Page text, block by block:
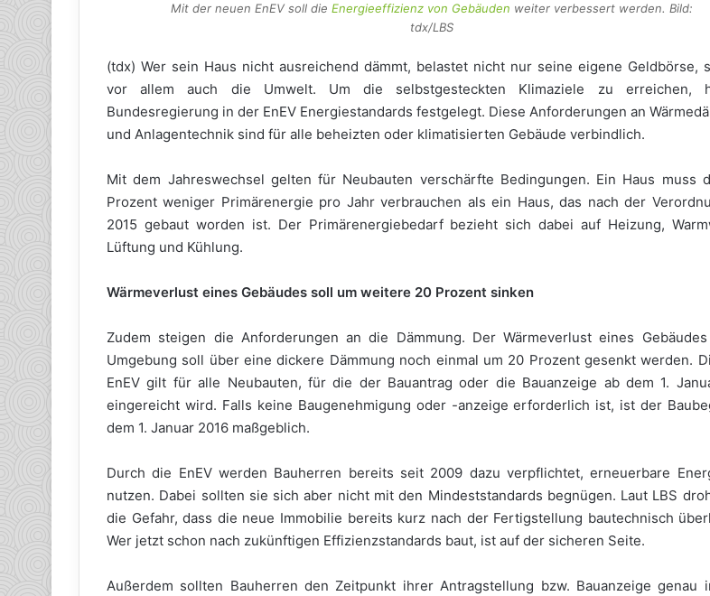
Mit der neuen EnEV soll die Energieeffizienz von Gebäuden weiter verbessert werden. Bild:
tdx/LBS
(tdx) Wer sein Haus nicht ausreichend dämmt, belastet nicht nur seine eigene Geldbörse,
vor allem auch die Umwelt. Um die selbstgesteckten Klimaziele zu erreichen,
Bundesregierung in der EnEV Energiestandards festgelegt. Diese Anforderungen an
und Anlagentechnik sind für alle beheizten oder klimatisierten Gebäude verbindlich.
Mit dem Jahreswechsel gelten für Neubauten verschärfte Bedingungen. Ein Haus muss
Prozent weniger Primärenergie pro Jahr verbrauchen als ein Haus, das nach der
2015 gebaut worden ist. Der Primärenergiebedarf bezieht sich dabei auf Heizung,
Lüftung und Kühlung.
Wärmeverlust eines Gebäudes soll um weitere 20 Prozent sinken
Zudem steigen die Anforderungen an die Dämmung. Der Wärmeverlust eines
Umgebung soll über eine dickere Dämmung noch einmal um 20 Prozent gesenkt werden.
EnEV gilt für alle Neubauten, für die der Bauantrag oder die Bauanzeige ab dem 1.
eingereicht wird. Falls keine Baugenehmigung oder -anzeige erforderlich ist, ist der
dem 1. Januar 2016 maßgeblich.
Durch die EnEV werden Bauherren bereits seit 2009 dazu verpflichtet, erneuerbare
nutzen. Dabei sollten sie sich aber nicht mit den Mindeststandards begnügen. Laut LBS
die Gefahr, dass die neue Immobilie bereits kurz nach der Fertigstellung bautechnisch
Wer jetzt schon nach zukünftigen Effizienzstandards baut, ist auf der sicheren Seite.
Außerdem sollten Bauherren den Zeitpunkt ihrer Antragstellung bzw. Bauanzeige genau